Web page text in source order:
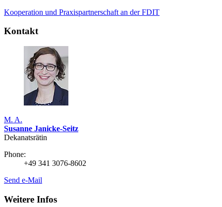
Kooperation und Praxispartnerschaft an der FDIT
Kontakt
M. A.
Susanne Janicke-Seitz
Dekanatsrätin
Phone:
+49 341 3076-8602
Send e-Mail
Weitere Infos